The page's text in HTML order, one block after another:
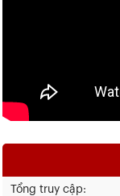
Tổng truy cập: